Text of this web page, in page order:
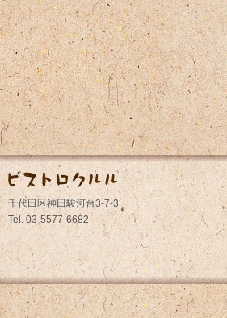
千代田区神田駿河台3-7-3
Tel. 03-5577-6682